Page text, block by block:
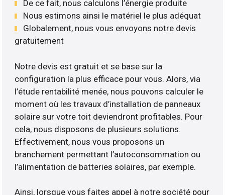
De ce fait, nous calculons l’énergie produite
Nous estimons ainsi le matériel le plus adéquat
Globalement, nous vous envoyons notre devis
gratuitement
Notre devis est gratuit et se base sur la
configuration la plus efficace pour vous. Alors, via
l’étude rentabilité menée, nous pouvons calculer le
moment où les travaux d’installation de panneaux
solaire sur votre toit deviendront profitables. Pour
cela, nous disposons de plusieurs solutions.
Effectivement, nous vous proposons un
branchement permettant l’autoconsommation ou
l’alimentation de batteries solaires, par exemple.
Ainsi, lorsque vous faites appel à notre société pour